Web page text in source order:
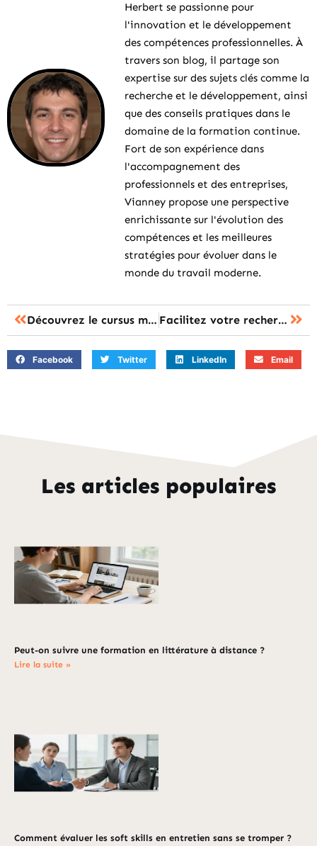
Herbert se passionne pour
l'innovation et le développement
des compétences professionnelles. À
travers son blog, il partage son
expertise sur des sujets clés comme la
recherche et le développement, ainsi
que des conseils pratiques dans le
domaine de la formation continue.
Fort de son expérience dans
l'accompagnement des
professionnels et des entreprises,
Vianney propose une perspective
enrichissante sur l'évolution des
compétences et les meilleures
stratégies pour évoluer dans le
monde du travail moderne.
Découvrez le cursus maths sup proposé par Optimal Sup Spé Facilitez votre recherche d’emploi dans le marketing et la vente avec Jobmarketingvente.com
Facebook Twitter LinkedIn Email
Les articles populaires
Peut-on suivre une formation en littérature à distance ?
Lire la suite »
Comment évaluer les soft skills en entretien sans se tromper ?